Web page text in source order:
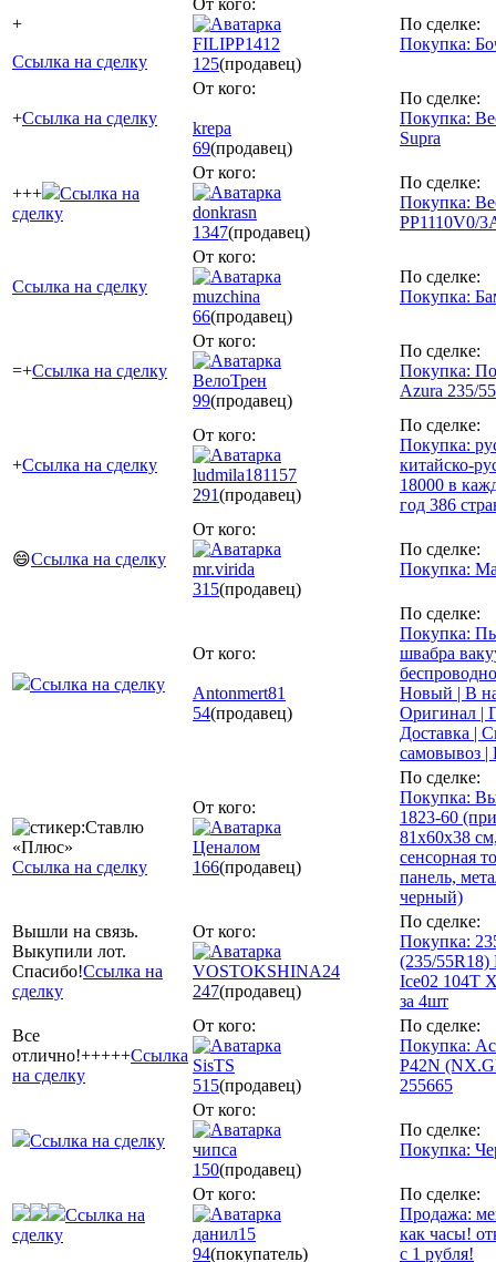
+
Ссылка на сделку
FILIPP1412
125(продавец)
По сделке:
Покупка:
+Ссылка на сделку
От кого:
krepa
69(продавец)
По сделке:
Покупка:
Supra
+++
Ссылка на
сделку
От кого:
donkrasn
1347(продавец)
По сделке:
Покупка:
PP1110V0/
Ссылка на сделку
От кого:
muzchina
66(продавец)
По сделке:
Покупка:
=+Ссылка на сделку
От кого:
ВелоТрен
99(продавец)
По сделке:
Покупка:
Azura 235/
+Ссылка на сделку
От кого:
ludmila181157
291(продавец)
По сделке:
Покупка:
китайско-
18000 в
год 386
😄Ссылка на сделку
От кого:
mr.virida
315(продавец)
По сделке:
Покупка:
Ссылка на сделку
От кого:
Antonmert81
54(продавец)
По сделке:
Покупка:
швабра
Новый | В
Оригинал |
Доставка |
самовывоз |
Ссылка на сделку
От кого:
Ценалом
166(продавец)
По сделке:
Покупка:
1823-60
81х60х38
сенсорная
панель,
черный)
Вышли на связь.
Выкупили лот.
Спасибо!Ссылка на
сделку
От кого:
VOSTOKSHINA24
247(продавец)
По сделке:
Покупка:
(235/55R18)
Ice02 104T
за 4шт
Все
отлично!+++++Ссылка
на сделку
От кого:
SisTS
515(продавец)
По сделке:
Покупка:
P42N
255665
Ссылка на сделку
От кого:
чипса
150(продавец)
По сделке:
Покупка:
Ссылка на
сделку
От кого:
данил15
94(покупатель)
По сделке:
Продажа:
как часы!
с 1 рубля!